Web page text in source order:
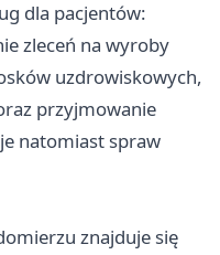
dla pacjentów:
zleceń na wyroby
uzdrowiskowych,
przyjmowanie
natomiast spraw
znajduje się